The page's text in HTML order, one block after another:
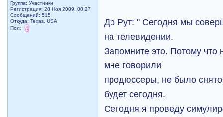
Группа: Участники
Регистрация: 28 Ноя 2009, 00:27
Сообщений: 515
Откуда: Texas, USA
Пол:
Др Рут: " Сегодня мы
на телевидении.
Запомните это. Потому что
мне говорили
продюссеры, не было
будет сегодня.
Сегодня я проведу